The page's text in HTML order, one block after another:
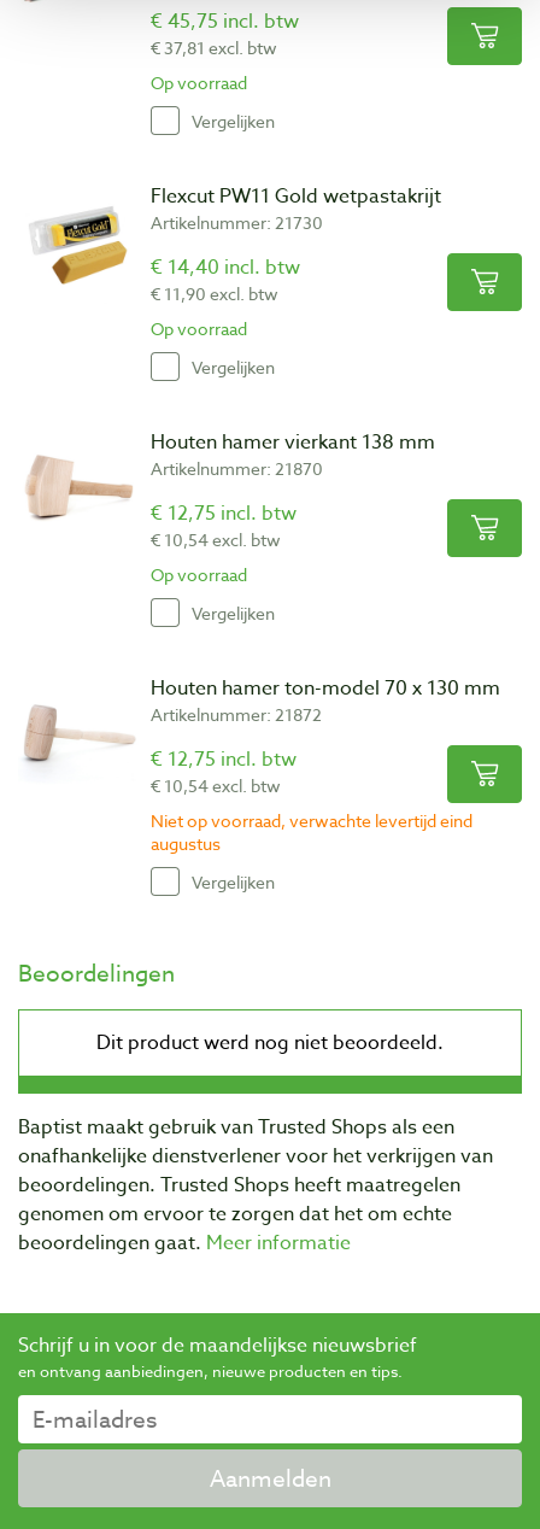
€ 45,75 incl. btw
€ 37,81 excl. btw
Op voorraad
Vergelijken
Flexcut PW11 Gold wetpastakrijt
Artikelnummer: 21730
€ 14,40 incl. btw
€ 11,90 excl. btw
Op voorraad
Vergelijken
Houten hamer vierkant 138 mm
Artikelnummer: 21870
€ 12,75 incl. btw
€ 10,54 excl. btw
Op voorraad
Vergelijken
Houten hamer ton-model 70 x 130 mm
Artikelnummer: 21872
€ 12,75 incl. btw
€ 10,54 excl. btw
Niet op voorraad, verwachte levertijd eind
augustus
Vergelijken
Beoordelingen
Baptist maakt gebruik van Trusted Shops als een
onafhankelijke dienstverlener voor het verkrijgen van
beoordelingen. Trusted Shops heeft maatregelen
genomen om ervoor te zorgen dat het om echte
beoordelingen gaat. Meer informatie
Schrijf u in voor de maandelijkse nieuwsbrief
en ontvang aanbiedingen, nieuwe producten en tips.
Aanmelden